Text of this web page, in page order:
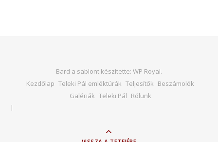
Bard a sablont készítette: WP Royal.
Kezdőlap Teleki Pál emléktúrák Teljesítők Beszámolók
Galériák Teleki Pál Rólunk